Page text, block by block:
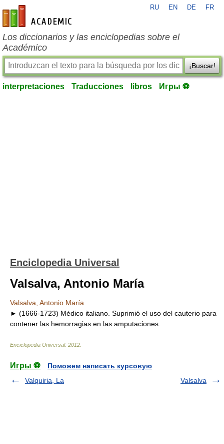
es-academic.com
RU EN DE FR
Los diccionarios y las enciclopedias sobre el
Académico
¡Buscar!
interpretaciones Traducciones libros Игры ⚽
Enciclopedia Universal
Valsalva, Antonio María
Valsalva, Antonio María
► (1666-1723) Médico italiano. Suprimió el uso del cauterio para
contener las hemorragias en las amputaciones.
Enciclopedia Universal. 2012
Игры ⚽
Поможем написать курсовую
Valquiria, La
Valsalva